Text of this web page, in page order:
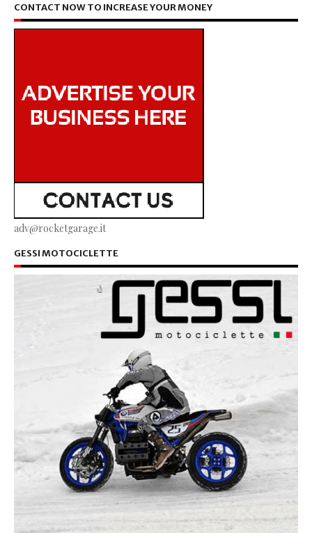
CONTACT NOW TO INCREASE YOUR MONEY
adv@rocketgarage.it
GESSI MOTOCICLETTE